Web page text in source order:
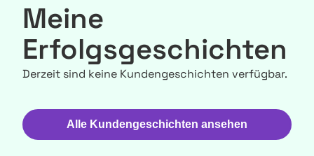
Meine
Erfolgsgeschichten
Derzeit sind keine Kundengeschichten verfügbar.
Alle Kundengeschichten ansehen